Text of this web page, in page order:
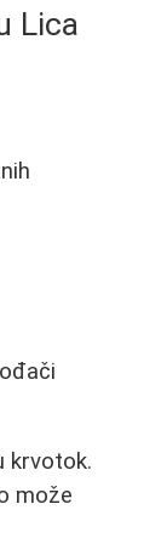
Lica
krvotok.
može